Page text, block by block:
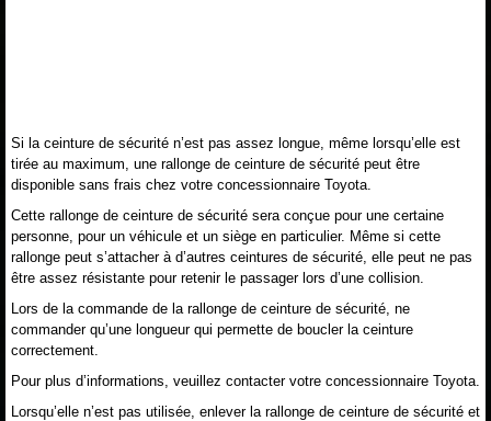
Si la ceinture de sécurité n’est pas assez longue, même lorsqu’elle est
tirée au maximum, une rallonge de ceinture de sécurité peut être
disponible sans frais chez votre concessionnaire Toyota.
Cette rallonge de ceinture de sécurité sera conçue pour une certaine
personne, pour un véhicule et un siège en particulier. Même si cette
rallonge peut s’attacher à d’autres ceintures de sécurité, elle peut ne pas
être assez résistante pour retenir le passager lors d’une collision.
Lors de la commande de la rallonge de ceinture de sécurité, ne
commander qu’une longueur qui permette de boucler la ceinture
correctement.
Pour plus d’informations, veuillez contacter votre concessionnaire Toyota.
Lorsqu’elle n’est pas utilisée, enlever la rallonge de ceinture de sécurité et